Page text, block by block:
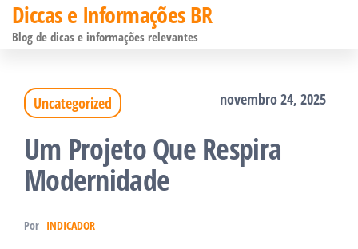
Pular
para
conteúdo
Diccas e Informações BR
Blog de dicas e informações relevantes
Uncategorized novembro 24, 2025
Um Projeto Que Respira
Modernidade
Por INDICADOR